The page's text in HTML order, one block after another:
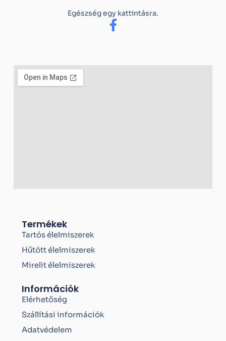
Egészség egy kattintásra.
F
e
Termékek
Tartós élelmiszerek
Hűtött élelmiszerek
Mirelit élelmiszerek
Információk
Elérhetőség
Szállítási információk
Adatvédelem